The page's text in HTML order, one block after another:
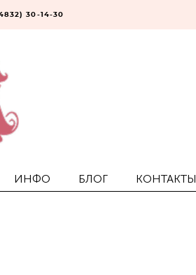
30-14-30
ИНФО БЛОГ КОНТАКТЫ